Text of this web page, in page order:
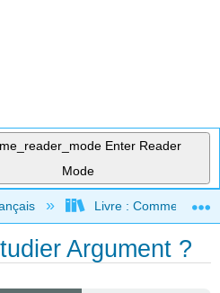
Enter Reader
Mode
hierarchy
Livre : Comment
Argument ?